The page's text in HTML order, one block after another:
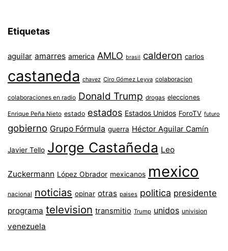
Etiquetas
aguilar amarres america AMLO brasil calderon carlos
castaneda chavez Ciro Gómez Leyva colaboracion
colaboraciones en radio Donald Trump drogas elecciones
Enrique Peña Nieto estado estados Estados Unidos ForoTV futuro
gobierno Grupo Fórmula guerra Héctor Aguilar Camín
Javier Tello Jorge Castañeda Leo
Zuckermann López Obrador mexicanos mexico
nacional noticias opinar otras paises politica presidente
programa television transmitio Trump unidos univision
venezuela